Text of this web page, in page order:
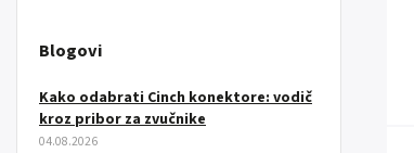
Blogovi
Kako odabrati Cinch konektore: vodič
kroz pribor za zvučnike
04.08.2026